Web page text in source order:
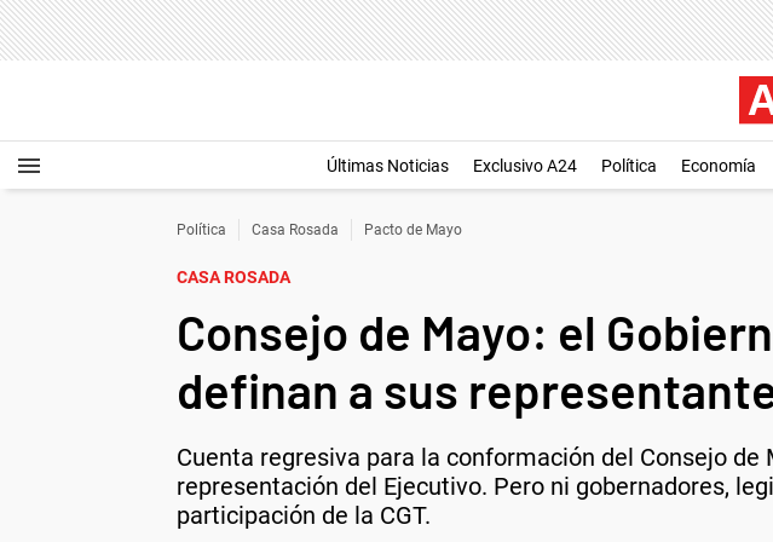
Últimas Noticias Exclusivo A24 Política Economía
Política Casa Rosada Pacto de Mayo
CASA ROSADA
Consejo de Mayo: el
definan a sus
Cuenta regresiva para la conformación del Consejo
representación del Ejecutivo. Pero ni gobernadores,
participación de la CGT.